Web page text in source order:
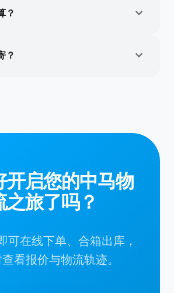
？ expand_more
？ expand_more
开启您的中马物
之旅了吗？
可在线下单、合箱出库，
看报价与物流轨迹。